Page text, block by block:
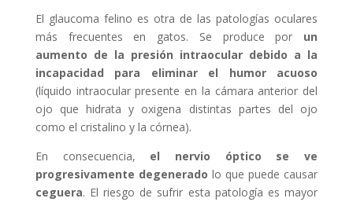
El glaucoma felino es otra de las patologías oculares
más frecuentes en gatos. Se produce por un
aumento de la presión intraocular debido a la
incapacidad para eliminar el humor acuoso
(líquido intraocular presente en la cámara anterior del
ojo que hidrata y oxigena distintas partes del ojo
como el cristalino y la córnea).
En consecuencia, el nervio óptico se ve
progresivamente degenerado lo que puede causar
ceguera. El riesgo de sufrir esta patología es mayor